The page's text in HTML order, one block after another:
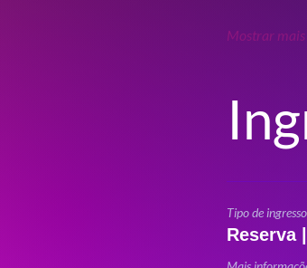
Mostrar mais
Tipo de ingresso
Reserva